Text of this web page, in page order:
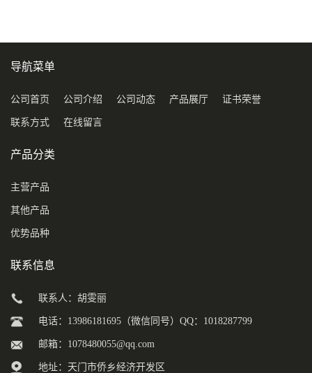
导航菜单
公司首页 公司介绍 公司动态 产品展厅 证书荣誉
联系方式 在线留言
产品分类
主营产品
其他产品
优势品种
联系信息
联系人：胡雯丽
电话：13986181695（微信同号）QQ：1018287799
邮箱： 1078480055@qq.com
地址：天门市侨乡经济开发区